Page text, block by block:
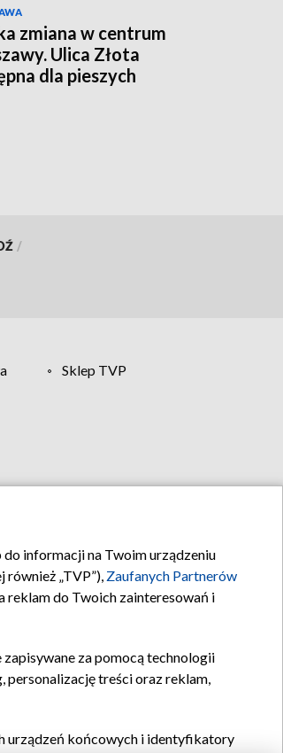
zmiana w centrum
Ulica Złota
dla pieszych
/
Sklep TVP
informacji na Twoim urządzeniu
„TVP”), Zaufanych Partnerów
reklam do Twoich zainteresowań i
zapisywane za pomocą technologii
personalizację treści oraz reklam,
urządzeń końcowych i identyfikatory